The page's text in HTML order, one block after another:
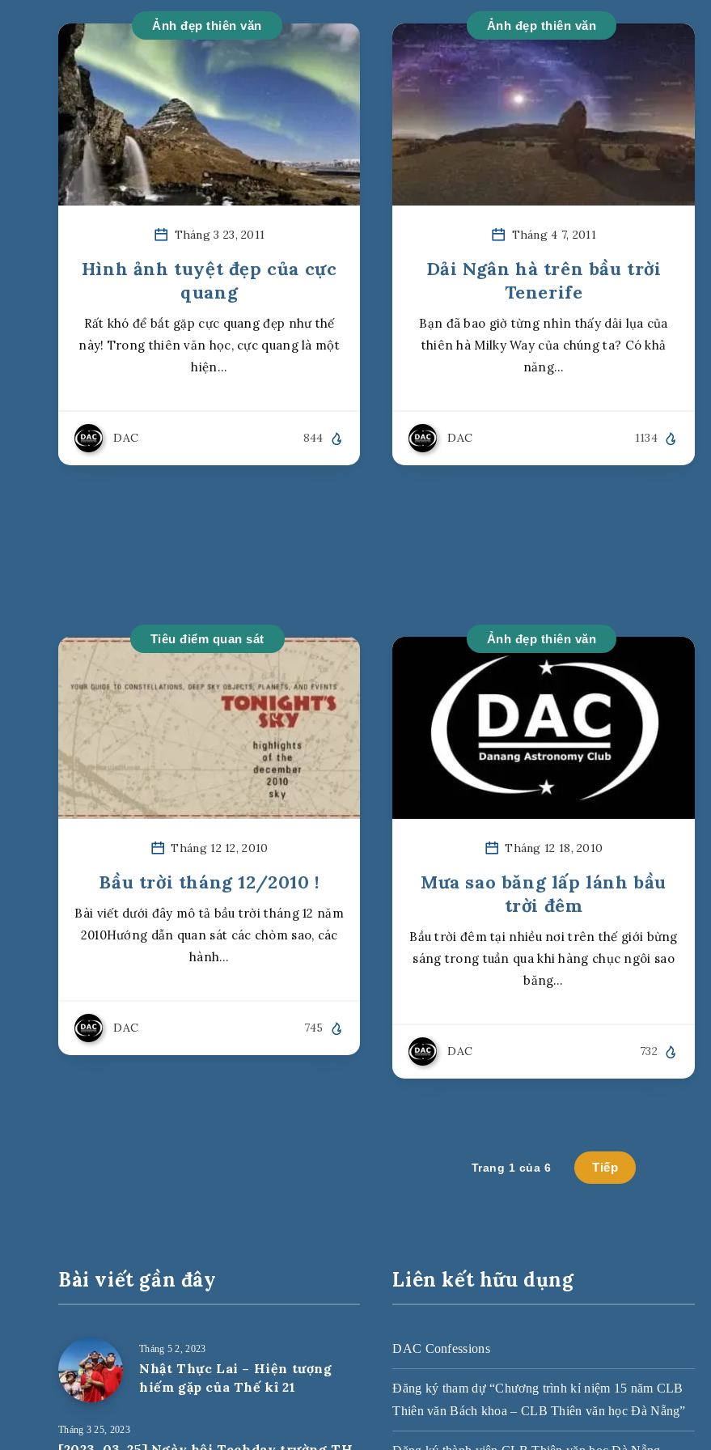
Ảnh đẹp thiên văn
Tháng 4 7, 2011
Dải Ngân hà trên bầu trời
Tenerife
Bạn đã bao giờ từng nhìn thấy dải lụa của
thiên hà Milky Way của chúng ta? Có khả
năng…
DAC 1134
Ảnh đẹp thiên văn
Tháng 3 23, 2011
Hình ảnh tuyệt đẹp của cực
quang
Rất khó để bắt gặp cực quang đẹp như thế
này! Trong thiên văn học, cực quang là một
hiện…
DAC 844
Ảnh đẹp thiên văn
Tháng 12 18, 2010
Mưa sao băng lấp lánh bầu
trời đêm
Bầu trời đêm tại nhiều nơi trên thế giới bừng
sáng trong tuần qua khi hàng chục ngôi sao
băng…
DAC 732
Tiêu điểm quan sát
Tháng 12 12, 2010
Bầu trời tháng 12/2010 !
Bài viết dưới đây mô tả bầu trời tháng 12 năm
2010Hướng dẫn quan sát các chòm sao, các
hành…
DAC 745
Trang 1 của 6 Tiếp
Bài viết gần đây
Tháng 5 2, 2023
Nhật Thực Lai – Hiện tượng
hiếm gặp của Thế kỉ 21
Tháng 3 25, 2023
Liên kết hữu dụng
DAC Confessions
Đăng ký tham dự “Chương trình kỉ niệm 15 năm CLB
Thiên văn Bách khoa – CLB Thiên văn học Đà Nẵng”